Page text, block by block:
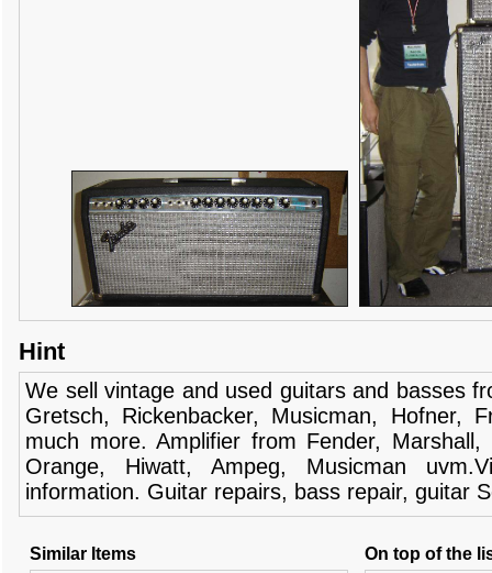
Hint
We sell vintage and used guitars and basses
Gretsch, Rickenbacker, Musicman, Hofner,
much more. Amplifier from Fender, Marshall,
Orange,
Hiwatt, Ampeg, Musicman
information. Guitar repairs, bass repair, guitar
Similar Items On top of the